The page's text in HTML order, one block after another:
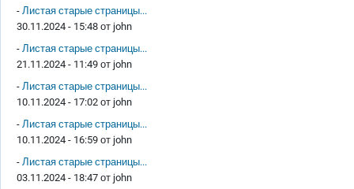
- Листая старые страницы...
30.11.2024 - 15:48 от john
- Листая старые страницы...
21.11.2024 - 11:49 от john
- Листая старые страницы...
10.11.2024 - 17:02 от john
- Листая старые страницы...
10.11.2024 - 16:59 от john
- Листая старые страницы...
03.11.2024 - 18:47 от john